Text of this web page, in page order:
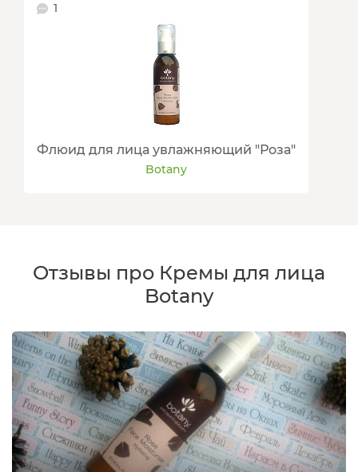
1
Флюид для лица увлажняющий "Роза"
Botany
Отзывы про Кремы для лица
Botany